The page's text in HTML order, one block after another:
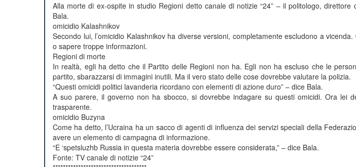
Alla morte di ex-ospite in studio Regioni detto canale di notizie “24” – il politologo, direttore
Bala.
omicidio Kalashnikov
Secondo lui, l’omicidio Kalashnikov ha diverse versioni, completamente escludono a
o sapere troppe informazioni.
Regioni di morte
In realtà, egli ha detto che il Partito delle Regioni non ha. Egli non ha escluso che le
partito, sbarazzarsi di immagini inutili. Ma il vero stato delle cose dovrebbe valutare la polizia.
“Questi omicidi politici lavanderia ricordano con elementi di azione duro” – dice Bala.
A suo parere, il governo non ha sbocco, si dovrebbe indagare su questi omicidi. Ora lei
trasparente.
omicidio Buzyna
Come ha detto, l’Ucraina ha un sacco di agenti di influenza dei servizi speciali della
avere un elemento di campagna di informazione.
“E ‘spetsluzhb Russia in questa materia dovrebbe essere considerata,” – dice Bala.
Fonte: TV canale di notizie “24”